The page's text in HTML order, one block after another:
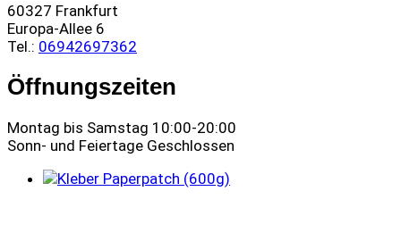
60327 Frankfurt
Europa-Allee 6
Tel.: 06942697362
Öffnungszeiten
Montag bis Samstag 10:00-20:00
Sonn- und Feiertage Geschlossen